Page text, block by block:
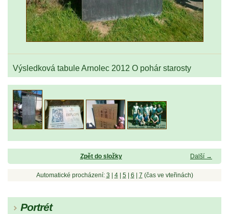
Výsledková tabule Arnolec 2012 O pohár starosty
Další →
Zpět do složky
Automatické procházení: 3 4| 5| 6 7 (čas ve vteřinách)
Portrét